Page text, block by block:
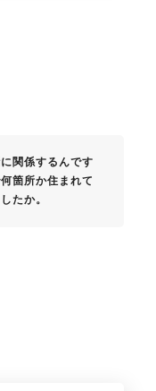
関係するんです
箇所か住まれて
たか。